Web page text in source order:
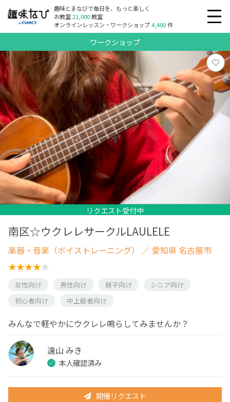
趣味とまなびで毎日を、もっと楽しく
お教室21,000教室
オンラインレッスン・ワークショップ4,400件
ワークショップ
リクエスト受付中
リクエスト受付中
南区☆ウクレレサークルLAULELE
楽器・音楽（ボイストレーニング） ／ 愛知県 名古屋市
女性向け 男性向け 親子向け
シニア向け
初心者向け
中上級者向け
みんなで軽やかにウクレレ鳴らしてみませんか？
遠山 みき
本人確認済み
開催リクエスト